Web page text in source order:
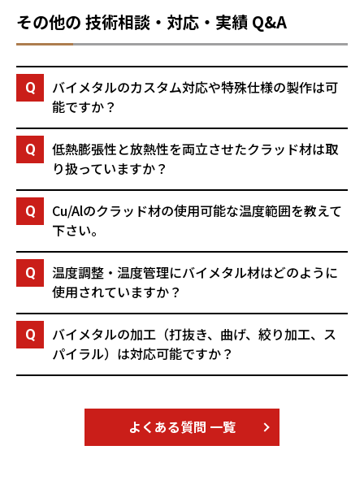
その他の 技術相談・対応・実績 Q&A
バイメタルのカスタム対応や特殊仕様の製作は可
能ですか？
低熱膨張性と放熱性を両立させたクラッド材は取
り扱っていますか？
Cu/Alのクラッド材の使用可能な温度範囲を教えて
下さい。
温度調整・温度管理にバイメタル材はどのように
使用されていますか？
バイメタルの加工（打抜き、曲げ、絞り加工、ス
パイラル）は対応可能ですか？
よくある質問 一覧